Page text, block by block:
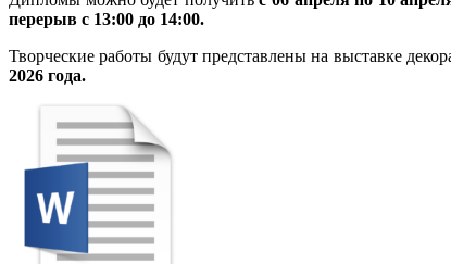
перерыв с 13:00 до 14:00.
Творческие работы будут представлены на выставке
2026 года.